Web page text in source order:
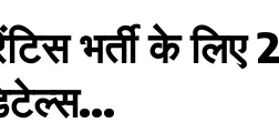
भर्ती के